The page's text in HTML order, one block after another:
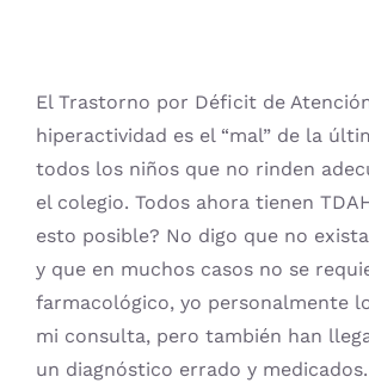
El Trastorno por Déficit de
hiperactividad es el “mal” de la
todos los niños que no rinden
el colegio. Todos ahora tienen
esto posible? No digo que no
y que en muchos casos no se
farmacológico, yo personalmente
mi consulta, pero también han
un diagnóstico errado y medicados.